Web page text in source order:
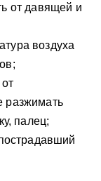
от давящей и
воздуха
разжимать
палец;